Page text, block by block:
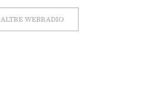
ALTRE WEBRADIO